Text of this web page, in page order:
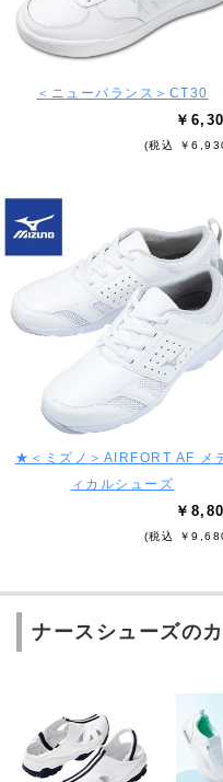
＜ニューバランス＞CT30
￥
(税込 ￥
★＜ミズノ＞AIRFORT AF メ
ィカルシューズ
￥
(税込 ￥
ナースシューズの